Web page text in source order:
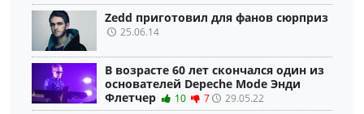
Zedd приготовил для фанов сюрприз
25.06.14
В возрасте 60 лет скончался один из
основателей Depeche Mode Энди
Флетчер
10 7 29.05.22